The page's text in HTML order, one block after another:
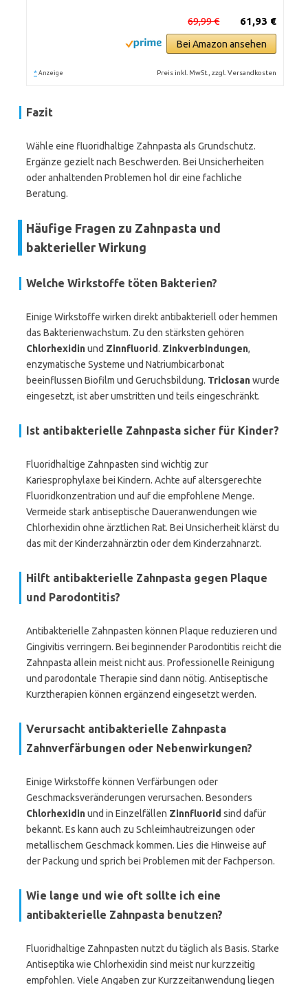
61,93 €
69,99 €
Bei Amazon ansehen
* Anzeige Preis inkl. MwSt., zzgl. Versandkosten
Fazit
Wähle eine fluoridhaltige Zahnpasta als Grundschutz.
Ergänze gezielt nach Beschwerden. Bei Unsicherheiten
oder anhaltenden Problemen hol dir eine fachliche
Beratung.
Häufige Fragen zu Zahnpasta und
bakterieller Wirkung
Welche Wirkstoffe töten Bakterien?
Einige Wirkstoffe wirken direkt antibakteriell oder hemmen
das Bakterienwachstum. Zu den stärksten gehören
Chlorhexidinund Zinnfluorid. Zinkverbindungen,
enzymatische Systeme und Natriumbicarbonat
beeinflussen Biofilm und Geruchsbildung. Triclosanwurde
eingesetzt, ist aber umstritten und teils eingeschränkt.
Ist antibakterielle Zahnpasta sicher für Kinder?
Fluoridhaltige Zahnpasten sind wichtig zur
Kariesprophylaxe bei Kindern. Achte auf altersgerechte
Fluoridkonzentration und auf die empfohlene Menge.
Vermeide stark antiseptische Daueranwendungen wie
Chlorhexidin ohne ärztlichen Rat. Bei Unsicherheit klärst du
das mit der Kinderzahnärztin oder dem Kinderzahnarzt.
Hilft antibakterielle Zahnpasta gegen Plaque
und Parodontitis?
Antibakterielle Zahnpasten können Plaque reduzieren und
Gingivitis verringern. Bei beginnender Parodontitis reicht die
Zahnpasta allein meist nicht aus. Professionelle Reinigung
und parodontale Therapie sind dann nötig. Antiseptische
Kurztherapien können ergänzend eingesetzt werden.
Verursacht antibakterielle Zahnpasta
Zahnverfärbungen oder Nebenwirkungen?
Einige Wirkstoffe können Verfärbungen oder
Geschmacksveränderungen verursachen. Besonders
Chlorhexidinund in Einzelfällen Zinnfluorid sind dafür
bekannt. Es kann auch zu Schleimhautreizungen oder
metallischem Geschmack kommen. Lies die Hinweise auf
der Packung und sprich bei Problemen mit der Fachperson.
Wie lange und wie oft sollte ich eine
antibakterielle Zahnpasta benutzen?
Fluoridhaltige Zahnpasten nutzt du täglich als Basis. Starke
Antiseptika wie Chlorhexidin sind meist nur kurzzeitig
empfohlen. Viele Angaben zur Kurzzeitanwendung liegen